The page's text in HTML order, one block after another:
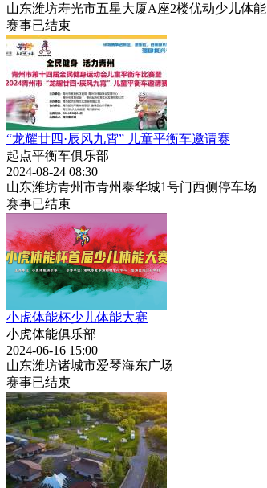
山东潍坊寿光市五星大厦A座2楼优动少儿体能
赛事已结束
“龙耀廿四·辰风九霄” 儿童平衡车邀请赛
起点平衡车俱乐部
2024-08-24 08:30
山东潍坊青州市青州泰华城1号门西侧停车场
赛事已结束
小虎体能杯少儿体能大赛
小虎体能俱乐部
2024-06-16 15:00
山东潍坊诸城市爱琴海东广场
赛事已结束